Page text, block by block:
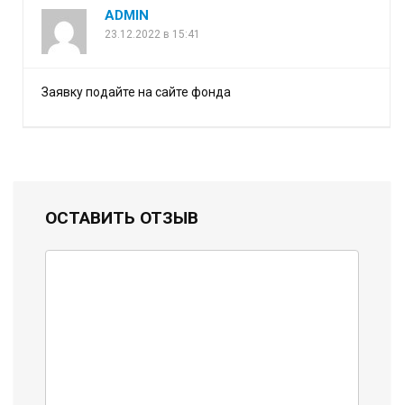
ADMIN
23.12.2022 в 15:41
Заявку подайте на сайте фонда
ОСТАВИТЬ ОТЗЫВ